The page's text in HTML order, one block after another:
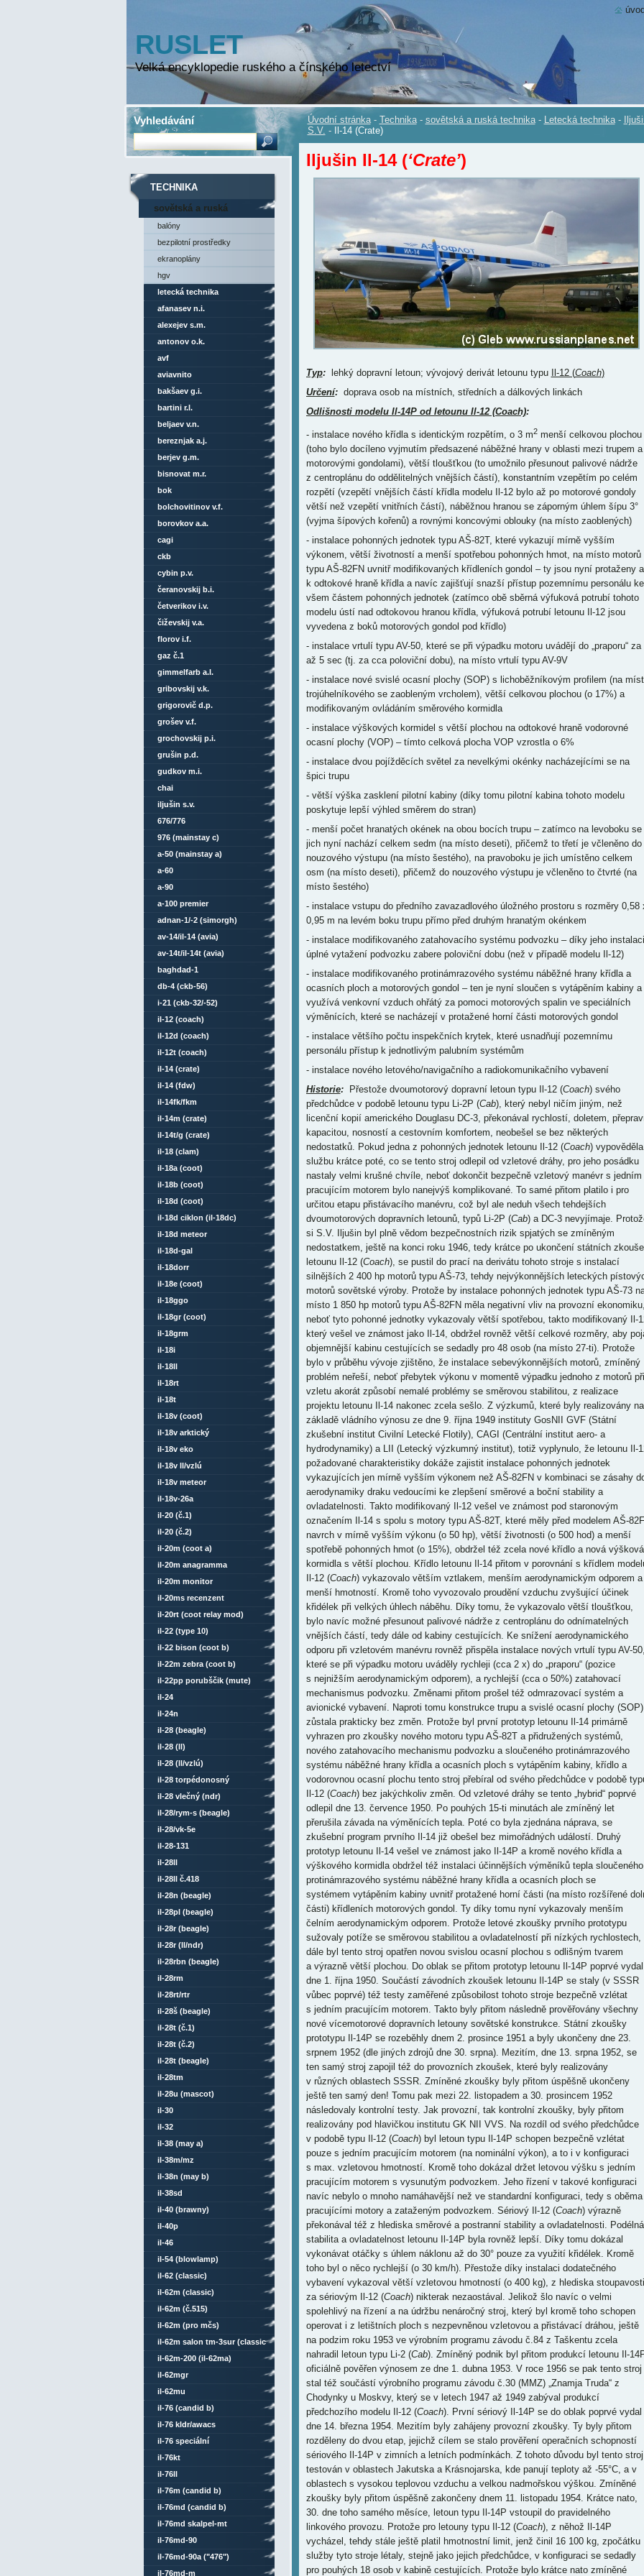
RUSLET
Velká encyklopedie ruského a čínského letectví
Úvodní stránka - Technika - sovětská a ruská technika - Letecká technika -
S.V. - Il-14 (Crate)
Iljušin Il-14 (‘Crate’)
Typ:lehký dopravní letoun; vývojový derivát letounu typu Il-12 (Coach)
Určení:doprava osob na místních, středních a dálkových linkách
Odlišnosti modelu Il-14P od letounu Il-12 (Coach):
- instalace nového křídla s identickým rozpětím, o 3 m2menší celkovou plochou
(toho bylo docíleno vyjmutím předsazené náběžné hrany v oblasti mezi trupem a
motorovými gondolami), větší tloušťkou (to umožnilo přesunout palivové nádrže
z centroplánu do oddělitelných vnějších částí), konstantním vzepětím po celém
rozpětí (vzepětí vnějších částí křídla modelu Il-12 bylo až po motorové gondoly
větší než vzepětí vnitřních částí), náběžnou hranou se záporným úhlem šípu 3°
(vyjma šípových kořenů) a rovnými koncovými oblouky (na místo zaoblených)
- instalace pohonných jednotek typu AŠ-82T, které vykazují mírně vyšším
výkonem, větší životností a menší spotřebou pohonných hmot, na místo motorů
typu AŠ-82FN uvnitř modifikovaných křídleních gondol – ty jsou nyní protaženy
k odtokové hraně křídla a navíc zajišťují snazší přístup pozemnímu personálu ke
všem částem pohonných jednotek (zatímco obě sběrná výfuková potrubí tohoto
modelu ústí nad odtokovou hranou křídla, výfuková potrubí letounu Il-12 jsou
vyvedena z boků motorových gondol pod křídlo)
- instalace vrtulí typu AV-50, které se při výpadku motoru uvádějí do „praporu“ za
až 5 sec (tj. za cca poloviční dobu), na místo vrtulí typu AV-9V
- instalace nové svislé ocasní plochy (SOP) s lichoběžníkovým profilem (na
trojúhelníkového se zaobleným vrcholem), větší celkovou plochou (o 17%) a
modifikovaným ovládáním směrového kormidla
- instalace výškových kormidel s větší plochou na odtokové hraně vodorovné
ocasní plochy (VOP) – tímto celková plocha VOP vzrostla o 6%
- instalace dvou pojížděcích světel za nevelkými okénky nacházejícími se na
špici trupu
- větší výška zasklení pilotní kabiny (díky tomu pilotní kabina tohoto modelu
poskytuje lepší výhled směrem do stran)
- menší počet hranatých okének na obou bocích trupu – zatímco na levoboku se
jich nyní nachází celkem sedm (na místo deseti), přičemž to třetí je včleněno do
nouzového výstupu (na místo šestého), na pravoboku je jich umístěno celkem
osm (na místo deseti), přičemž do nouzového výstupu je včleněno to čtvrté (na
místo šestého)
- instalace vstupu do předního zavazadlového úložného prostoru s rozměry 0,58
0,95 m na levém boku trupu přímo před druhým hranatým okénkem
- instalace modifikovaného zatahovacího systému podvozku – díky jeho instalaci
úplné vytažení podvozku zabere poloviční dobu (než v případě modelu Il-12)
- instalace modifikovaného protinámrazového systému náběžné hrany křídla a
ocasních ploch a motorových gondol – ten je nyní sloučen s vytápěním kabiny a
využívá venkovní vzduch ohřátý za pomoci motorových spalin ve speciálních
výměnících, které se nacházejí v protažené horní části motorových gondol
- instalace většího počtu inspekčních krytek, které usnadňují pozemnímu
personálu přístup k jednotlivým palubním systémům
- instalace nového letového/navigačního a radiokomunikačního vybavení
Historie:Přestože dvoumotorový dopravní letoun typu Il-12 (Coach) svého
předchůdce v podobě letounu typu Li-2P (Cab), který nebyl ničím jiným, než
licenční kopií amerického Douglasu DC-3, překonával rychlostí, doletem,
kapacitou, nosností a cestovním komfortem, neobešel se bez některých
nedostatků. Pokud jedna z pohonných jednotek letounu Il-12 (Coach) vypověděla
službu krátce poté, co se tento stroj odlepil od vzletové dráhy, pro jeho posádku
nastaly velmi krušné chvíle, neboť dokončit bezpečně vzletový manévr s jedním
pracujícím motorem bylo nanejvýš komplikované. To samé přitom platilo i pro
určitou etapu přistávacího manévru, což byl ale neduh všech tehdejších
dvoumotorových dopravních letounů, typů Li-2P (Cab) a DC-3 nevyjímaje.
si S.V. Iljušin byl plně vědom bezpečnostních rizik spjatých se zmíněným
nedostatkem, ještě na konci roku 1946, tedy krátce po ukončení státních
letounu Il-12 (Coach), se pustil do prací na derivátu tohoto stroje s instalací
silnějších 2 400 hp motorů typu AŠ-73, tehdy nejvýkonnějších leteckých
motorů sovětské výroby. Protože by instalace pohonných jednotek typu AŠ-73
místo 1 850 hp motorů typu AŠ-82FN měla negativní vliv na provozní
neboť tyto pohonné jednotky vykazovaly větší spotřebou, takto modifikovaný Il-
který vešel ve známost jako Il-14, obdržel rovněž větší celkové rozměry, aby
objemnější kabinu cestujících se sedadly pro 48 osob (na místo 27-ti). Protože
bylo v průběhu vývoje zjištěno, že instalace sebevýkonnějších motorů, zmíněný
problém neřeší, neboť přebytek výkonu v momentě výpadku jednoho z motorů při
vzletu akorát způsobí nemalé problémy se směrovou stabilitou, z realizace
projektu letounu Il-14 nakonec zcela sešlo. Z výzkumů, které byly realizovány na
základě vládního výnosu ze dne 9. října 1949 instituty GosNII GVF (Státní
zkušební institut Civilní Letecké Flotily), CAGI (Centrální institut aero- a
hydrodynamiky) a LII (Letecký výzkumný institut), totiž vyplynulo, že letounu Il-
požadované charakteristiky dokáže zajistit instalace pohonných jednotek
vykazujících jen mírně vyšším výkonem než AŠ-82FN v kombinaci se zásahy
aerodynamiky draku vedoucími ke zlepšení směrové a boční stability a
ovladatelnosti. Takto modifikovaný Il-12 vešel ve známost pod staronovým
označením Il-14 s spolu s motory typu AŠ-82T, které měly před modelem AŠ-
navrch v mírně vyšším výkonu (o 50 hp), větší životnosti (o 500 hod) a menší
spotřebě pohonných hmot (o 15%), obdržel též zcela nové křídlo a nová výšková
kormidla s větší plochou. Křídlo letounu Il-14 přitom v porovnání s křídlem
Il-12 (Coach) vykazovalo větším vztlakem, menším aerodynamickým odporem a
menší hmotností. Kromě toho vyvozovalo proudění vzduchu zvyšující účinek
křidélek při velkých úhlech náběhu. Díky tomu, že vykazovalo větší tloušťkou,
bylo navíc možné přesunout palivové nádrže z centroplánu do odnímatelných
vnějších částí, tedy dále od kabiny cestujících. Ke snížení aerodynamického
odporu při vzletovém manévru rovněž přispěla instalace nových vrtulí typu AV-
které se při výpadku motoru uváděly rychleji (cca 2 x) do „praporu“ (pozice
s nejnižším aerodynamickým odporem), a rychlejší (cca o 50%) zatahovací
mechanismus podvozku. Změnami přitom prošel též odmrazovací systém a
avionické vybavení. Naproti tomu konstrukce trupu a svislé ocasní plochy (SOP)
zůstala prakticky bez změn. Protože byl první prototyp letounu Il-14 primárně
vyhrazen pro zkoušky nového motoru typu AŠ-82T a přidružených systémů,
nového zatahovacího mechanismu podvozku a sloučeného protinámrazového
systému náběžné hrany křídla a ocasních ploch s vytápěním kabiny, křídlo a
vodorovnou ocasní plochu tento stroj přebíral od svého předchůdce v podobě
Il-12 (Coach) bez jakýchkoliv změn. Od vzletové dráhy se tento „hybrid“ poprvé
odlepil dne 13. července 1950. Po pouhých 15-ti minutách ale zmíněný let
přerušila závada na výměnících tepla. Poté co byla zjednána náprava, se
zkušební program prvního Il-14 již obešel bez mimořádných událostí. Druhý
prototyp letounu Il-14 vešel ve známost jako Il-14P a kromě nového křídla a
výškového kormidla obdržel též instalaci účinnějších výměníků tepla sloučeného
protinámrazového systému náběžné hrany křídla a ocasních ploch se
systémem vytápěním kabiny uvnitř protažené horní části (na místo rozšířené
části) křídleních motorových gondol. Ty díky tomu nyní vykazovaly menším
čelním aerodynamickým odporem. Protože letové zkoušky prvního prototypu
sužovaly potíže se směrovou stabilitou a ovladatelností při nízkých rychlostech,
dále byl tento stroj opatřen novou svislou ocasní plochou s odlišným tvarem
a výrazně větší plochou. Do oblak se přitom prototyp letounu Il-14P poprvé vydal
dne 1. října 1950. Součástí závodních zkoušek letounu Il-14P se staly (v SSSR
vůbec poprvé) též testy zaměřené způsobilost tohoto stroje bezpečně vzlétat
s jedním pracujícím motorem. Takto byly přitom následně prověřovány všechny
nové vícemotorové dopravních letouny sovětské konstrukce. Státní zkoušky
prototypu Il-14P se rozeběhly dnem 2. prosince 1951 a byly ukončeny dne 23.
srpnem 1952 (dle jiných zdrojů dne 30. srpna). Mezitím, dne 13. srpna 1952, se
ten samý stroj zapojil též do provozních zkoušek, které byly realizovány
v různých oblastech SSSR. Zmíněné zkoušky byly přitom úspěšně ukončeny
ještě ten samý den! Tomu pak mezi 22. listopadem a 30. prosincem 1952
následovaly kontrolní testy. Jak provozní, tak kontrolní zkoušky, byly přitom
realizovány pod hlavičkou institutu GK NII VVS. Na rozdíl od svého předchůdce
v podobě typu Il-12 (Coach) byl letoun typu Il-14P schopen bezpečně vzlétat
pouze s jedním pracujícím motorem (na nominální výkon), a to i v konfiguraci
s max. vzletovou hmotností. Kromě toho dokázal držet letovou výšku s jedním
pracujícím motorem s vysunutým podvozkem. Jeho řízení v takové konfiguraci
navíc nebylo o mnoho namáhavější než ve standardní konfiguraci, tedy s oběma
pracujícími motory a zataženým podvozkem. Sériový Il-12 (Coach) výrazně
překonával též z hlediska směrové a postranní stability a ovladatelnosti. Podélná
stabilita a ovladatelnost letounu Il-14P byla rovněž lepší. Díky tomu dokázal
vykonávat otáčky s úhlem náklonu až do 30° pouze za využití křidélek. Kromě
toho byl o něco rychlejší (o 30 km/h). Přestože díky instalaci dodatečného
vybavení vykazoval větší vzletovou hmotností (o 400 kg), z hlediska stoupavosti
za sériovým Il-12 (Coach) nikterak nezaostával. Jelikož šlo navíc o velmi
spolehlivý na řízení a na údržbu nenáročný stroj, který byl kromě toho schopen
operovat i z letištních ploch s nezpevněnou vzletovou a přistávací dráhou, ještě
na podzim roku 1953 ve výrobním programu závodu č.84 z Taškentu zcela
nahradil letoun typu Li-2 (Cab). Zmíněný podnik byl přitom produkcí letounu Il-
oficiálně pověřen výnosem ze dne 1. dubna 1953. V roce 1956 se pak tento stroj
stal též součástí výrobního programu závodu č.30 (MMZ) „Znamja Truda“ z
Chodynky u Moskvy, který se v letech 1947 až 1949 zabýval produkcí
předchozího modelu Il-12 (Coach). První sériový Il-14P se do oblak poprvé vydal
dne 14. března 1954. Mezitím byly zahájeny provozní zkoušky. Ty byly přitom
rozděleny do dvou etap, jejichž cílem se stalo prověření operačních schopností
sériového Il-14P v zimních a letních podmínkách. Z tohoto důvodu byl tento stroj
testován v oblastech Jakutska a Krásnojarska, kde panují teploty až -55°C, a v
oblastech s vysokou teplovou vzduchu a velkou nadmořskou výškou. Zmíněné
zkoušky byly přitom úspěšně zakončeny dnem 11. listopadu 1954. Krátce nato,
30. dne toho samého měsíce, letoun typu Il-14P vstoupil do pravidelného
linkového provozu. Protože pro letouny typu Il-12 (Coach), z něhož Il-14P
vycházel, tehdy stále ještě platil hmotnostní limit, jenž činil 16 100 kg, zpočátku
služby tyto stroje létaly, stejně jako jejich předchůdce, v konfiguraci se sedadly
pro pouhých 18 osob v kabině cestujících. Protože bylo krátce nato zmíněné
TECHNIKA
sovětská a ruská
technika
balóny
bezpilotní prostředky
ekranoplány
hgv
letecká technika
afanasev n.i.
alexejev s.m.
antonov o.k.
avf
aviavnito
bakšaev g.i.
bartini r.l.
beljaev v.n.
bereznjak a.j.
berjev g.m.
bisnovat m.r.
bok
bolchovitinov v.f.
borovkov a.a.
cagi
ckb
cybin p.v.
čeranovskij b.i.
četverikov i.v.
čiževskij v.a.
florov i.f.
gaz č.1
gimmelfarb a.l.
gribovskij v.k.
grigorovič d.p.
grošev v.f.
grochovskij p.i.
grušin p.d.
gudkov m.i.
chai
iljušin s.v.
676/776
976 (mainstay c)
a-50 (mainstay a)
a-60
a-90
a-100 premier
adnan-1/-2 (simorgh)
av-14/il-14 (avia)
av-14t/il-14t (avia)
baghdad-1
db-4 (ckb-56)
i-21 (ckb-32/-52)
il-12 (coach)
il-12d (coach)
il-12t (coach)
il-14 (crate)
il-14 (fdw)
il-14fk/fkm
il-14m (crate)
il-14t/g (crate)
il-18 (clam)
il-18a (coot)
il-18b (coot)
il-18d (coot)
il-18d ciklon (il-18dc)
il-18d meteor
il-18d-gal
il-18dorr
il-18e (coot)
il-18ggo
il-18gr (coot)
il-18grm
il-18i
il-18ll
il-18rt
il-18t
il-18v (coot)
il-18v arktický
il-18v eko
il-18v ll/vzlú
il-18v meteor
il-18v-26a
il-20 (č.1)
il-20 (č.2)
il-20m (coot a)
il-20m anagramma
il-20m monitor
il-20ms recenzent
il-20rt (coot relay mod)
il-22 (type 10)
il-22 bison (coot b)
il-22m zebra (coot b)
il-22pp porubščik (mute)
il-24
il-24n
il-28 (beagle)
il-28 (ll)
il-28 (ll/vzlú)
il-28 torpédonosný
il-28 vlečný (ndr)
il-28/rym-s (beagle)
il-28/vk-5e
il-28-131
il-28ll
il-28ll č.418
il-28n (beagle)
il-28pl (beagle)
il-28r (beagle)
il-28r (ll/ndr)
il-28rbn (beagle)
il-28rm
il-28rt/rtr
il-28š (beagle)
il-28t (č.1)
il-28t (č.2)
il-28t (beagle)
il-28tm
il-28u (mascot)
il-30
il-32
il-38 (may a)
il-38m/mz
il-38n (may b)
il-38sd
il-40 (brawny)
il-40p
il-46
il-54 (blowlamp)
il-62 (classic)
il-62m (classic)
il-62m (č.515)
il-62m (pro mčs)
il-62m salon tm-3sur (classic
comsat mod)
il-62m-200 (il-62ma)
il-62mgr
il-62mu
il-76 (candid b)
il-76 kldr/awacs
il-76 speciální
il-76kt
il-76ll
il-76m (candid b)
il-76md (candid b)
il-76md skalpel-mt
il-76md-90
il-76md-90a ("476")
il-76md-m
Vyhledávání